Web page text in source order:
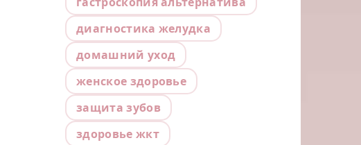
диагностика желудка
домашний уход
женское здоровье
защита зубов
здоровье жкт